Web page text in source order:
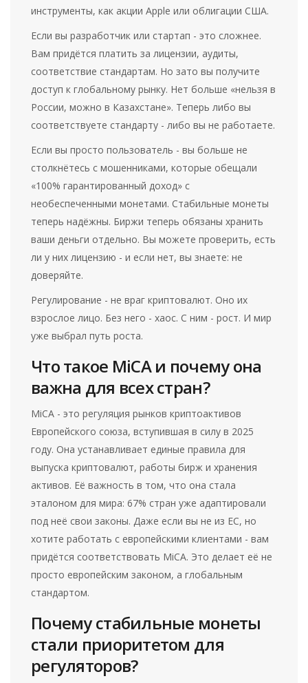
инструменты, как акции Apple или облигации США.
Если вы разработчик или стартап - это сложнее.
Вам придётся платить за лицензии, аудиты,
соответствие стандартам. Но зато вы получите
доступ к глобальному рынку. Нет больше «нельзя в
России, можно в Казахстане». Теперь либо вы
соответствуете стандарту - либо вы не работаете.
Если вы просто пользователь - вы больше не
столкнётесь с мошенниками, которые обещали
«100% гарантированный доход» с
необеспеченными монетами. Стабильные монеты
теперь надёжны. Биржи теперь обязаны хранить
ваши деньги отдельно. Вы можете проверить, есть
ли у них лицензию - и если нет, вы знаете: не
доверяйте.
Регулирование - не враг криптовалют. Оно их
взрослое лицо. Без него - хаос. С ним - рост. И мир
уже выбрал путь роста.
Что такое MiCA и почему она
важна для всех стран?
MiCA - это регуляция рынков криптоактивов
Европейского союза, вступившая в силу в 2025
году. Она устанавливает единые правила для
выпуска криптовалют, работы бирж и хранения
активов. Её важность в том, что она стала
эталоном для мира: 67% стран уже адаптировали
под неё свои законы. Даже если вы не из ЕС, но
хотите работать с европейскими клиентами - вам
придётся соответствовать MiCA. Это делает её не
просто европейским законом, а глобальным
стандартом.
Почему стабильные монеты
стали приоритетом для
регуляторов?